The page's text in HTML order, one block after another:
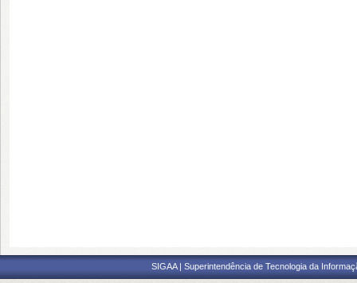
SIGAA | Superintendência de Tecnologia da